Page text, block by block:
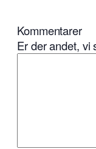
Kommentarer
Er der andet, vi